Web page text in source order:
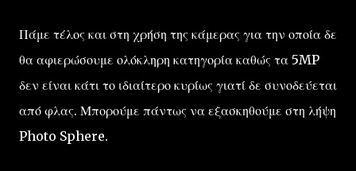
Πάμε τέλος και στη χρήση της κάμερας για την οποία δε
θα αφιερώσουμε ολόκληρη κατηγορία καθώς τα 5MP
δεν είναι κάτι το ιδιαίτερο κυρίως γιατί δε συνοδεύεται
από φλας. Μπορούμε πάντως να εξασκηθούμε στη λήψη
Photo Sphere.